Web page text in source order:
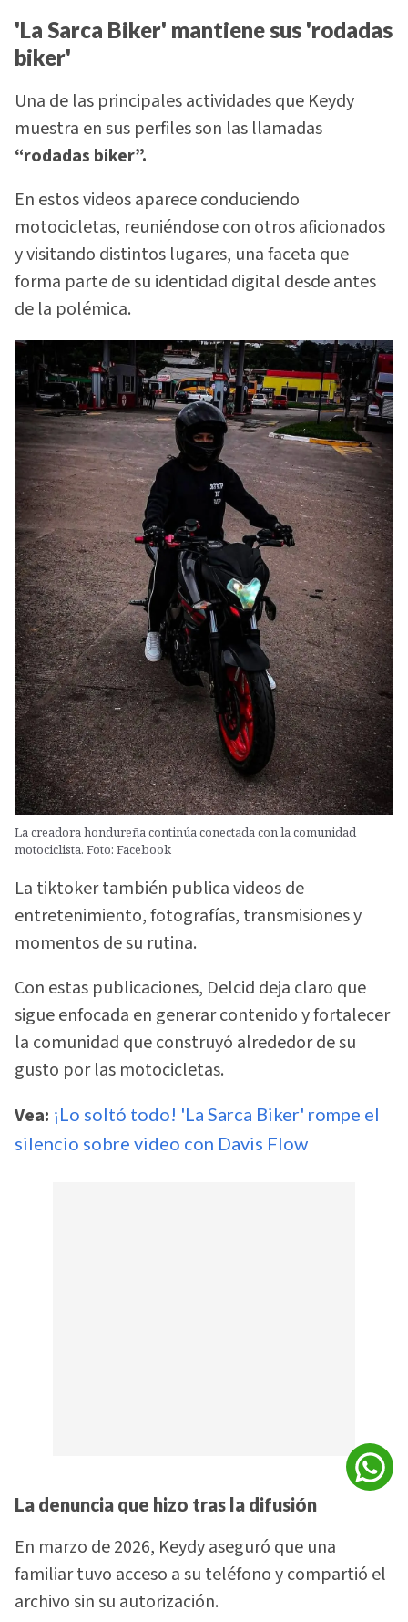
'La Sarca Biker' mantiene sus 'rodadas
biker'
Una de las principales actividades que Keydy
muestra en sus perfiles son las llamadas
“rodadas biker”.
En estos videos aparece conduciendo
motocicletas, reuniéndose con otros aficionados
y visitando distintos lugares, una faceta que
forma parte de su identidad digital desde antes
de la polémica.
La creadora hondureña continúa conectada con la comunidad
motociclista. Foto: Facebook
La tiktoker también publica videos de
entretenimiento, fotografías, transmisiones y
momentos de su rutina.
Con estas publicaciones, Delcid deja claro que
sigue enfocada en generar contenido y fortalecer
la comunidad que construyó alrededor de su
gusto por las motocicletas.
Vea: ¡Lo soltó todo! 'La Sarca Biker' rompe el
silencio sobre video con Davis Flow
La denuncia que hizo tras la difusión
En marzo de 2026, Keydy aseguró que una
familiar tuvo acceso a su teléfono y compartió el
archivo sin su autorización.